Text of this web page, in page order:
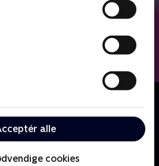
alle
cookies
de store nyhedshistorier.